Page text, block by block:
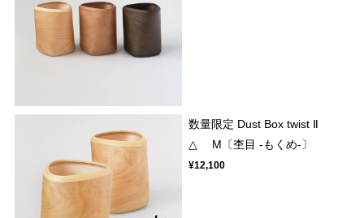
数量限定 Dust Box twist Ⅱ
△ M〔杢目 -もくめ-〕
¥12,100